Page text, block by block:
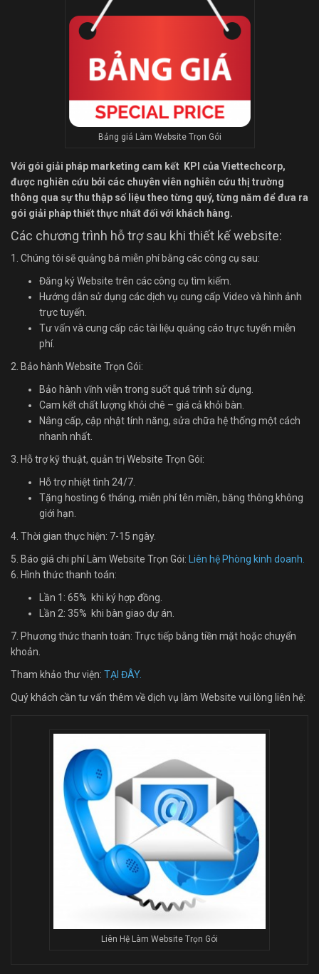
Bảng giá Làm Website Trọn Gói
Với gói giải pháp marketing cam kết KPI của Viettechcorp,
được nghiên cứu bởi các chuyên viên nghiên cứu thị trường
thông qua sự thu thập số liệu theo từng quý, từng năm để đưa ra
gói giải pháp thiết thực nhất đối với khách hàng.
Các chương trình hỗ trợ sau khi thiết kế website:
1. Chúng tôi sẽ quảng bá miễn phí bằng các công cụ sau:
Đăng ký Website trên các công cụ tìm kiếm.
Hướng dẫn sử dụng các dịch vụ cung cấp Video và hình ảnh
trực tuyến.
Tư vấn và cung cấp các tài liệu quảng cáo trực tuyến miễn
phí.
2. Bảo hành Website Trọn Gói:
Bảo hành vĩnh viễn trong suốt quá trình sử dụng.
Cam kết chất lượng khỏi chê – giá cả khỏi bàn.
Nâng cấp, cập nhật tính năng, sửa chữa hệ thống một cách
nhanh nhất.
3. Hỗ trợ kỹ thuật, quản trị Website Trọn Gói:
Hỗ trợ nhiệt tình 24/7.
Tặng hosting 6 tháng, miễn phí tên miền, băng thông không
giới hạn.
4. Thời gian thực hiện: 7-15 ngày.
5. Báo giá chi phí Làm Website Trọn Gói: Liên hệ Phòng kinh doanh.
6. Hình thức thanh toán:
Lần 1: 65% khi ký hợp đồng.
Lần 2: 35% khi bàn giao dự án.
7. Phương thức thanh toán: Trực tiếp bằng tiền mặt hoặc chuyển
khoản.
Tham khảo thư viện: TẠI ĐÂY.
Quý khách cần tư vấn thêm về dịch vụ làm Website vui lòng liên hệ:
Liên Hệ Làm Website Trọn Gói